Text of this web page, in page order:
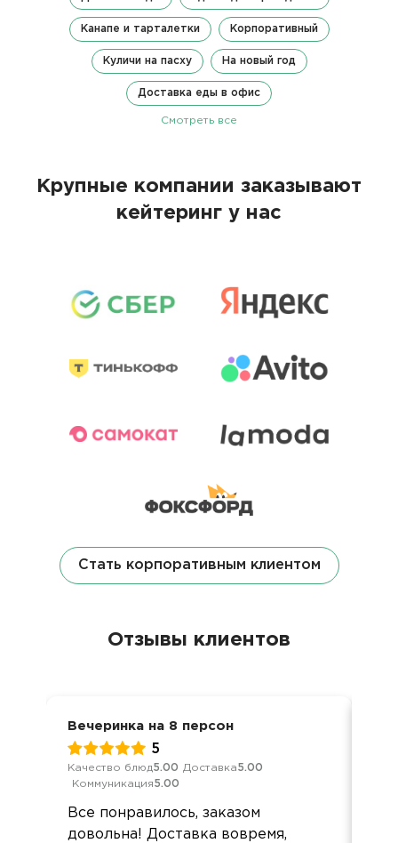
Канапе и тарталетки Корпоративный
Куличи на пасху На новый год
Доставка еды в офис
Смотреть все
Крупные компании заказывают
кейтеринг у нас
Стать корпоративным клиентом
Отзывы клиентов
Вечеринка на 8 персон
5
Качество блюд5.00 Доставка5.00
Коммуникация5.00
Все понравилось, заказом
довольна! Доставка вовремя,